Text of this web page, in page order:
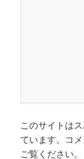
このサイトは
ています。 コ
ご覧ください。